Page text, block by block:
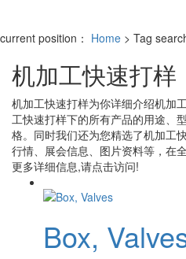
current position： Home > Tag
机加工快速打样
机加工快速打样为你详细介绍机加
工快速打样下的所有产品的用途、
格。同时我们还为您精选了机加工
行情、展会信息、图片资料等，在
更多详细信息,请点击访问!
Box,